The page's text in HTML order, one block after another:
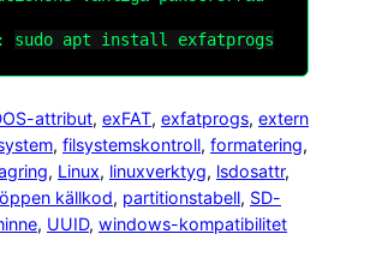
sudo apt install exfatprogs
attribut, exFAT, exfatprogs, extern
, filsystemskontroll, formatering
, Linux, linuxverktyg, lsdosattr
öppen källkod, partitionstabell, SD-
, UUID, windows-kompatibilitet